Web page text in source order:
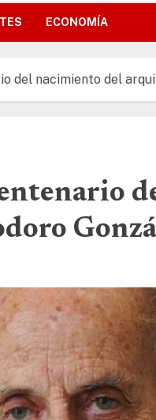
ECONOMÍA
del nacimiento del